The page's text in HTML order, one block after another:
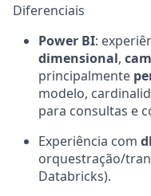
Diferenciais
Power BI:
dimensional,
principalmente
modelo,
para consultas e
Experiência com
orquestração/
Databricks).